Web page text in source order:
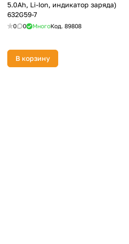
5.0Ah, Li-Ion, индикатор заряда)
632G59-7
0 0 МногоКод. 89808
В корзину